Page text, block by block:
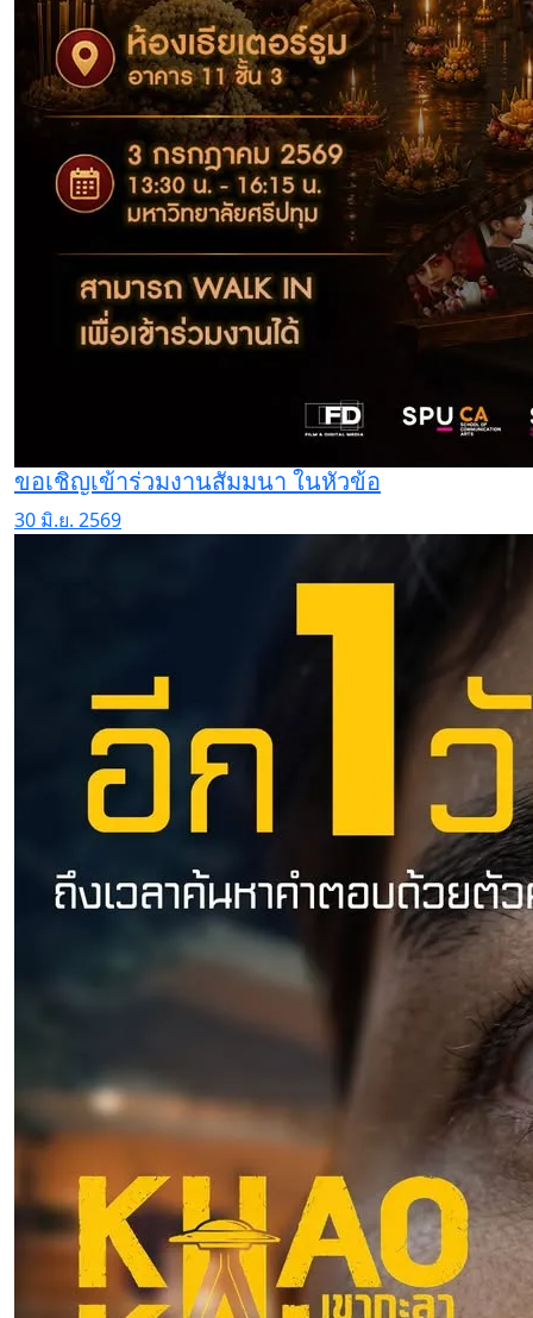
ขอเชิญเข้าร่วมงานสัมมนา ในหัวข้อ
30 มิ.ย. 2569